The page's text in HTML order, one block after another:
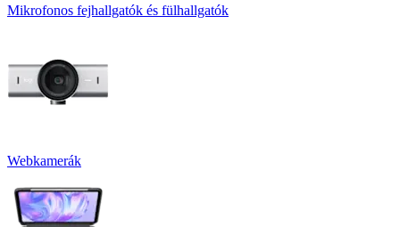
Mikrofonos fejhallgatók és fülhallgatók
Webkamerák